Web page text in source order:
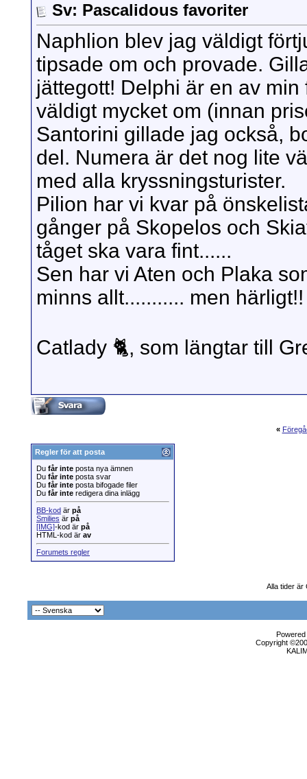
Sv: Pascalidous favoriter
Naphlion blev jag väldigt
tipsade om och provade.
jättegott! Delphi är en av
väldigt mycket om (innan
Santorini gillade jag också,
del. Numera är det nog lite
med alla kryssningsturister.
Pilion har vi kvar på
gånger på Skopelos och
tåget ska vara fint......
Sen har vi Aten och Plaka
minns allt........... men härligt!!
Catlady 🐈, som längtar till
«
Regler för att posta
Du får inte posta nya ämnen
Du får inte posta svar
Du får inte posta bifogade filer
Du får inte redigera dina inlägg
BB-kod är på
Smilies är på
[IMG]-kod är på
HTML-kod är av
Forumets regler
Alla tider är
Copyright